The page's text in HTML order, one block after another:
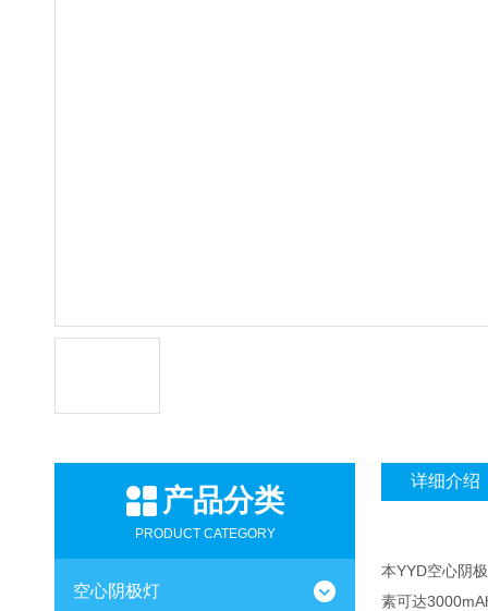
产品分类
PRODUCT CATEGORY
空心阴极灯
详细介绍
本YYD空心阴
素可达